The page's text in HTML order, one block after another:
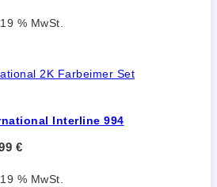
% MwSt.
Interline 994
€
% MwSt.